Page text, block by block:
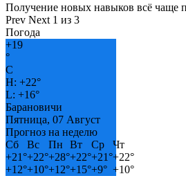
Получение новых навыков всё чаще
Prev Next 1 из 3
Погода
+19
°
C
H: +22°
L: +16°
Барановичи
Пятница, 07 Август
Прогноз на неделю
Сб
Вс Пн Вт Ср
Чт
+21°+22°+28°+22°+21°+22°
+12°+10°+12°+15°+9° +10°